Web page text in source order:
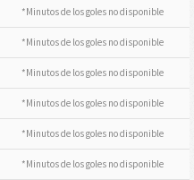
*Minutos de los goles no disponible
*Minutos de los goles no disponible
*Minutos de los goles no disponible
*Minutos de los goles no disponible
*Minutos de los goles no disponible
*Minutos de los goles no disponible